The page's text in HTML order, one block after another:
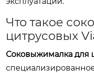
Что такое
цитрусовых
Соковыжималка для